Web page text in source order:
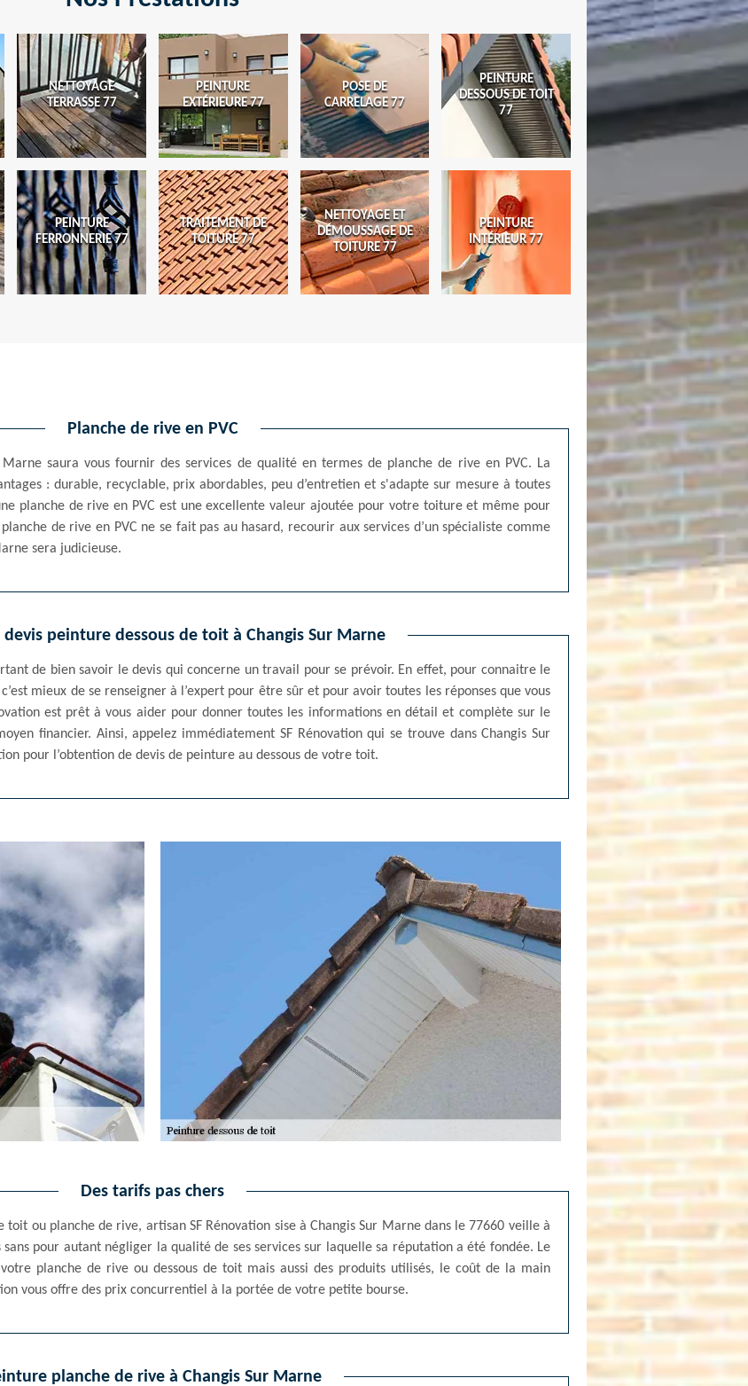
NETTOYAGE
TERRASSE 77
PEINTURE
EXTÉRIEURE 77
POSE DE
CARRELAGE 77
PEINTURE
DESSOUS DE TOIT
77
PEINTURE
FERRONNERIE 77
TRAITEMENT DE
TOITURE 77
NETTOYAGE ET
DÉMOUSSAGE DE
TOITURE 77
PEINTURE
INTÉRIEUR 77
Planche de rive en PVC
Marne saura vous fournir des services de qualité en termes de planche de rive en PVC. La
: durable, recyclable, prix abordables, peu d’entretien et s'adapte sur mesure à toutes
planche de rive en PVC est une excellente valeur ajoutée pour votre toiture et même pour
de rive en PVC ne se fait pas au hasard, recourir aux services d’un spécialiste comme
sera judicieuse.
peinture dessous de toit à Changis Sur Marne
de bien savoir le devis qui concerne un travail pour se prévoir. En effet, pour connaitre le
mieux de se renseigner à l’expert pour être sûr et pour avoir toutes les réponses que vous
est prêt à vous aider pour donner toutes les informations en détail et complète sur le
financier. Ainsi, appelez immédiatement SF Rénovation qui se trouve dans Changis Sur
pour l’obtention de devis de peinture au dessous de votre toit.
Des tarifs pas chers
toit ou planche de rive, artisan SF Rénovation sise à Changis Sur Marne dans le 77660 veille à
pour autant négliger la qualité de ses services sur laquelle sa réputation a été fondée. Le
planche de rive ou dessous de toit mais aussi des produits utilisés, le coût de la main
vous offre des prix concurrentiel à la portée de votre petite bourse.
planche de rive à Changis Sur Marne